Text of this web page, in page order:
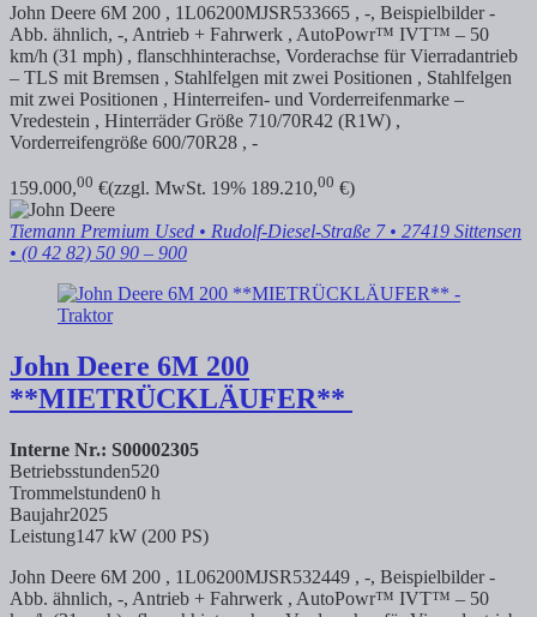
John Deere 6M 200 , 1L06200MJSR533665 , -, Beispielbilder -
Abb. ähnlich, -, Antrieb + Fahrwerk , AutoPowr™ IVT™ – 50
km/h (31 mph) , flanschhinterachse, Vorderachse für Vierradantrieb
– TLS mit Bremsen , Stahlfelgen mit zwei Positionen , Stahlfelgen
mit zwei Positionen , Hinterreifen- und Vorderreifenmarke –
Vredestein , Hinterräder Größe 710/70R42 (R1W) ,
Vorderreifengröße 600/70R28 , -
159.000,00 €(zzgl. MwSt. 19% 189.210,00 €)
Tiemann Premium Used • Rudolf-Diesel-Straße 7 • 27419 Sittensen
• (0 42 82) 50 90 – 900
John Deere 6M 200
**MIETRÜCKLÄUFER**
Interne Nr.: S00002305
Betriebsstunden520
Trommelstunden0 h
Baujahr2025
Leistung147 kW (200 PS)
John Deere 6M 200 , 1L06200MJSR532449 , -, Beispielbilder -
Abb. ähnlich, -, Antrieb + Fahrwerk , AutoPowr™ IVT™ – 50